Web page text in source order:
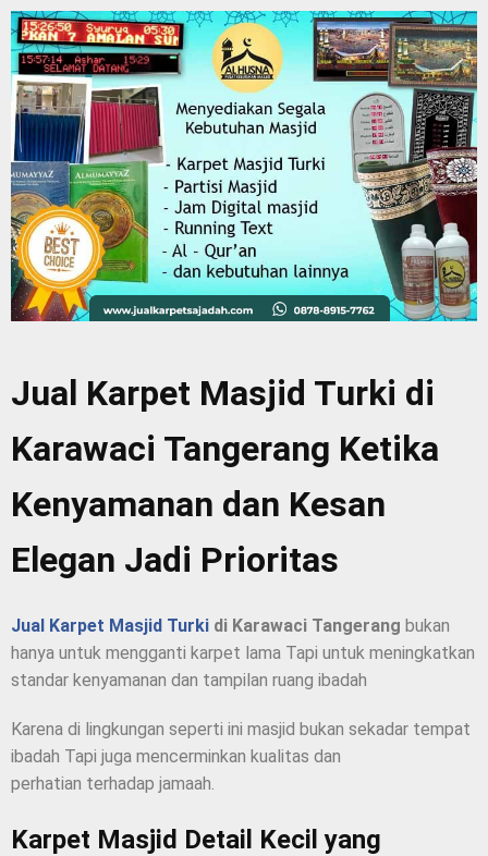
Jual Karpet Masjid Turki di
Karawaci Tangerang Ketika
Kenyamanan dan Kesan
Elegan Jadi Prioritas
Jual Karpet Masjid Turki di Karawaci Tangerang bukan
hanya untuk mengganti karpet lama Tapi untuk meningkatkan
standar kenyamanan dan tampilan ruang ibadah
Karena di lingkungan seperti ini masjid bukan sekadar tempat
ibadah Tapi juga mencerminkan kualitas dan
perhatian terhadap jamaah.
Karpet Masjid Detail Kecil yang